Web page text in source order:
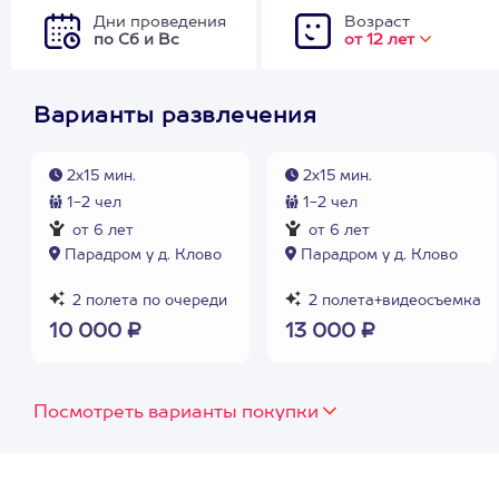
Дни проведения
по Сб и Вс
Возраст
от 12 лет
Варианты развлечения
2х15 мин.
1-2 чел
от 6 лет
Парадром у д. Клово
2 полета по очереди
10 000 ₽
2x15 мин.
1-2 чел
от 6 лет
Парадром у д. Клово
2 полета+видеосъемка
13 000 ₽
Посмотреть варианты покупки